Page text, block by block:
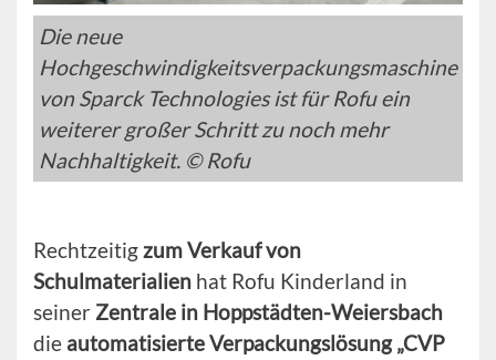
Die neue
Hochgeschwindigkeitsverpackungsmaschine
von Sparck Technologies ist für Rofu ein
weiterer großer Schritt zu noch mehr
Nachhaltigkeit. © Rofu
Rechtzeitigzum Verkauf von
Schulmaterialien hat Rofu Kinderland in
seiner Zentrale in Hoppstädten-Weiersbach
die automatisierte Verpackungslösung „CVP